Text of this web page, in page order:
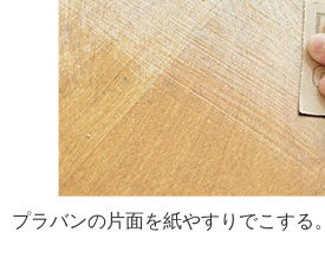
プラバンの片面を紙やすりでこする。